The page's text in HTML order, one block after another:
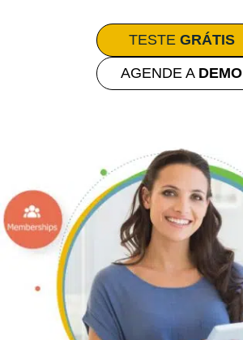
TESTE GRÁTIS
AGENDE A DEMO